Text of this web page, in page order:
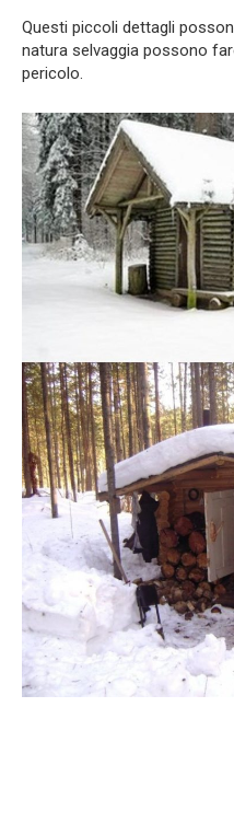
Questi piccoli dettagli
natura selvaggia possono
pericolo.